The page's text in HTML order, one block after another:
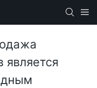
является